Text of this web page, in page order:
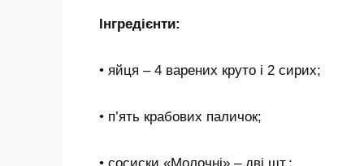
Інгредієнти:
• яйця – 4 варених круто і 2 сирих;
• п’ять крабових паличок;